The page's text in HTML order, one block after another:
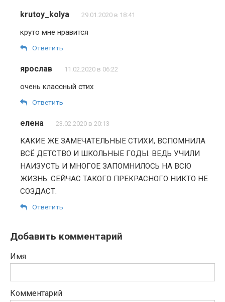
krutoy_kolya 29.01.2020 в 18:41
круто мне нравится
Ответить
ярослав 11.02.2020 в 06:22
очень классный стих
Ответить
елена 23.02.2020 в 20:13
КАКИЕ ЖЕ ЗАМЕЧАТЕЛЬНЫЕ СТИХИ, ВСПОМНИЛА
ВСЁ ДЕТСТВО И ШКОЛЬНЫЕ ГОДЫ. ВЕДЬ УЧИЛИ
НАИЗУСТЬ И МНОГОЕ ЗАПОМНИЛОСЬ НА ВСЮ
ЖИЗНЬ. СЕЙЧАС ТАКОГО ПРЕКРАСНОГО НИКТО НЕ
СОЗДАСТ.
Ответить
Добавить комментарий
Имя
Комментарий